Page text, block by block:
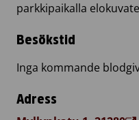
parkkipaikalla
Besökstid
Inga kommande
Adress